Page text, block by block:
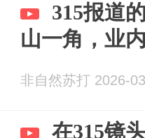
315报道
山一角，业
非自然苏打 2026-
在315镜